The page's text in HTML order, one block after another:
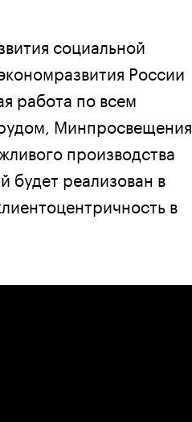
социальной
России
работа по всем
Минпросвещения
производства
будет реализован в
в